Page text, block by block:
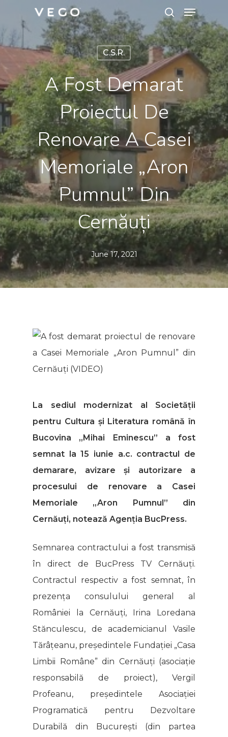
main
search
Menu
C.S.R.
A Fost Demarat
Proiectul De
Renovare A Casei
Memoriale „Aron
Pumnul” Din
Cernăuți
June 17, 2021
La sediul modernizat al Societății
pentru Cultura și Literatura română în
Bucovina „Mihai Eminescu” a fost
semnat la 15 iunie a.c. contractul de
demarare, avizare și autorizare a
procesului de renovare a Casei
Memoriale „Aron Pumnul” din
Cernăuți, notează Agenția BucPress.
Semnarea contractului a fost transmisă
în direct de BucPress TV Cernăuți.
Contractul respectiv a fost semnat, în
prezența consulului general al
României la Cernăuți, Irina Loredana
Stănculescu, de academicianul Vasile
Tărâțeanu, președintele Fundației „Casa
Limbii Române” din Cernăuți (asociație
responsabilă de proiect), Vergil
Profeanu, președintele Asociației
Programatică pentru Dezvoltare
Durabilă din București (din partea
Close
Menu